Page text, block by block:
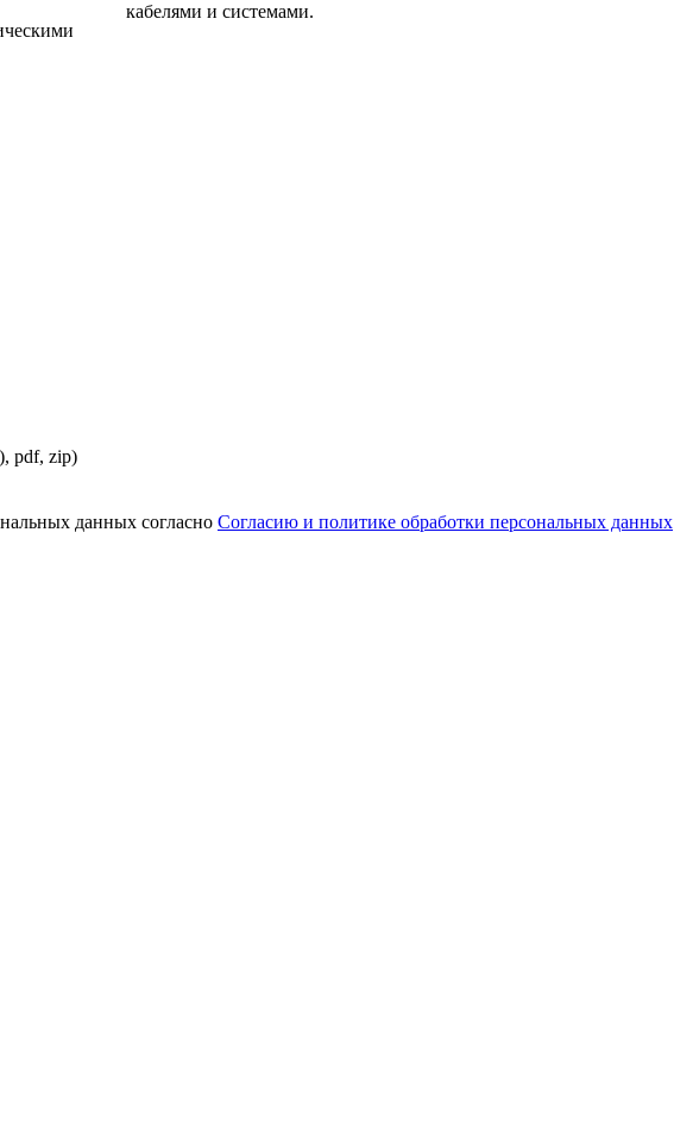
кабелями и системами.
pdf, zip)
данных согласно Согласию и политике обработки персональных данных